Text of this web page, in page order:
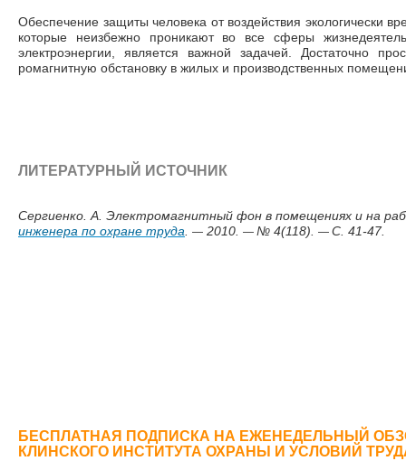
Обеспечение защиты человека от воздействия экологически
которые неизбежно про­никают во все сферы
электроэнергии, является важной задачей. Достаточно
ромагнитную обстановку в жилых и производственных
ЛИТЕРАТУРНЫЙ ИСТОЧНИК
Сергиенко. А. Электромагнитный фон в помещениях и на
инженера по охране труда. — 2010. —№ 4(118). —С. 41-47.
БЕСПЛАТНАЯ ПОДПИСКА НА ЕЖЕНЕДЕЛЬНЫЙ
КЛИНСКОГО ИНСТИТУТА ОХРАНЫ И УСЛОВИЙ